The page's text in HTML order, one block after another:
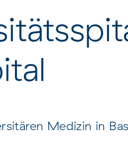
here University Hospital
Basel
Medizin in